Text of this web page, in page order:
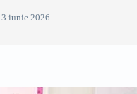
3 iunie 2026